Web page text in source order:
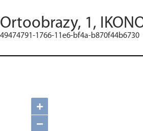
Ortoobrazy, 1,
49474791-1766-11e6-bf4a-b870f44b6730
+
−